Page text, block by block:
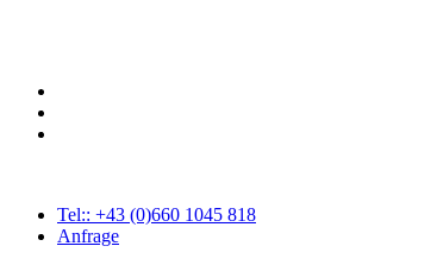
Tel:: +43 (0)660 1045 818
Anfrage